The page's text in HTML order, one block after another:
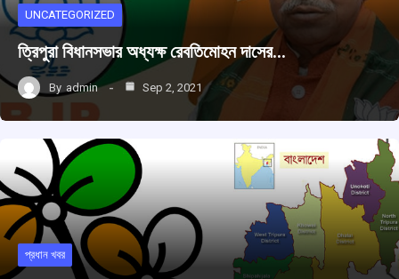
UNCATEGORIZED
ত্রিপুরা বিধানসভার অধ্যক্ষ রেবতিমোহন দাসের…
By admin Sep 2, 2021
প্রধান খবর